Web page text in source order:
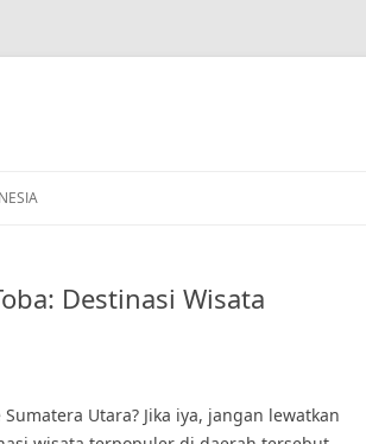
Destinasi Wisata
Utara? Jika iya, jangan lewatkan